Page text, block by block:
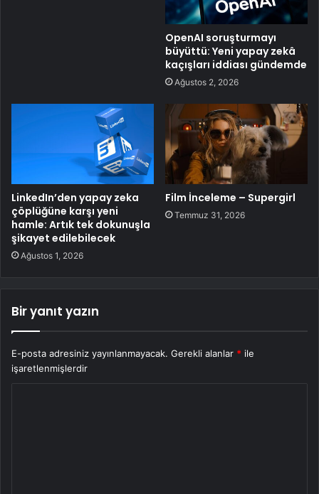
OpenAI soruşturmayı
büyüttü: Yeni yapay zekâ
kaçışları iddiası gündemde
Ağustos 2, 2026
LinkedIn’den yapay zeka
çöplüğüne karşı yeni
hamle: Artık tek dokunuşla
şikayet edilebilecek
Ağustos 1, 2026
Film İnceleme – Supergirl
Temmuz 31, 2026
Bir yanıt yazın
E-posta adresiniz yayınlanmayacak. Gerekli alanlar * ile
işaretlenmişlerdir